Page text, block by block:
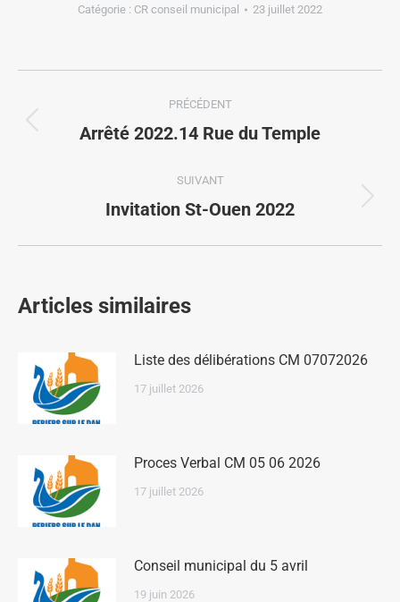
Catégorie : CR conseil municipal 23 juillet 2022
PRÉCÉDENT
Arrêté 2022.14 Rue du Temple
SUIVANT
Invitation St-Ouen 2022
Articles similaires
Liste des délibérations CM 07072026
17 juillet 2026
Proces Verbal CM 05 06 2026
17 juillet 2026
Conseil municipal du 5 avril
19 juin 2026